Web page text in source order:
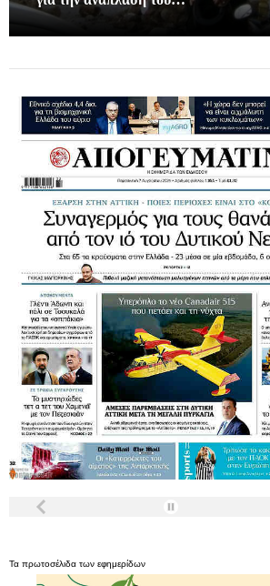
Τα πρωτοσέλιδα των εφημερίδων